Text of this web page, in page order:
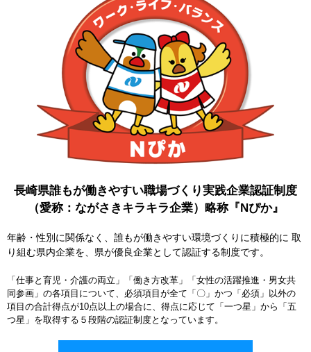
長崎県誰もが働きやすい職場づくり実践企業認証制度
（愛称：ながさきキラキラ企業）略称『Nぴか』
年齢・性別に関係なく、誰もが働きやすい環境づくりに積極的に 取
り組む県内企業を、県が優良企業として認証する制度です。
「仕事と育児・介護の両立」「働き方改革」「女性の活躍推進・男女共
同参画」の各項目について、必須項目が全て「〇」かつ「必須」以外の
項目の合計得点が10点以上の場合に、得点に応じて「一つ星」から「五
つ星」を取得する５段階の認証制度となっています。